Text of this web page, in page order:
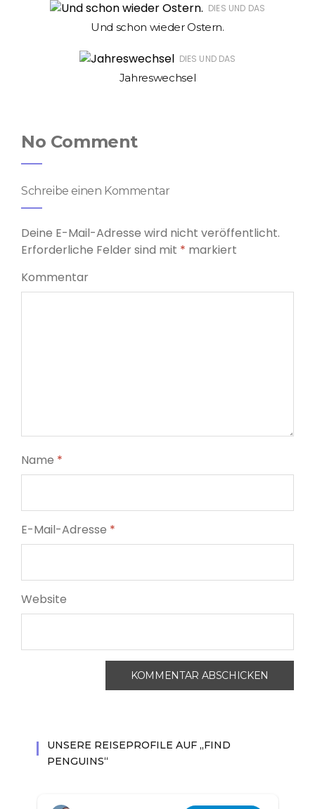
DIES UND DAS
Und schon wieder Ostern.
DIES UND DAS
Jahreswechsel
No Comment
Schreibe einen Kommentar
Deine E-Mail-Adresse wird nicht veröffentlicht.
Erforderliche Felder sind mit * markiert
Kommentar
Name *
E-Mail-Adresse *
Website
UNSERE REISEPROFILE AUF „FIND
PENGUINS“